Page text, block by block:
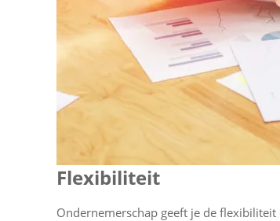
Flexibiliteit
Ondernemerschap geeft je de